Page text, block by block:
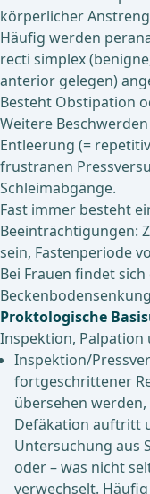
körperlicher
Häufig werden
recti simplex
anterior gelegen)
Besteht Obstipation
Weitere
Entleerung (=
frustranen
Schleimabgänge.
Fast immer besteht
Beeinträchtigungen:
sein, Fastenperiode
Bei Frauen findet
Proktologische
Inspektion,
Inspektion/
fortgeschrittener
übersehen
Defäkation auftritt
Untersuchung aus
oder – was nicht
verwechselt.